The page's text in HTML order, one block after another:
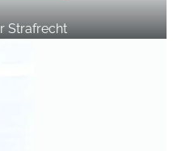
Strafrecht